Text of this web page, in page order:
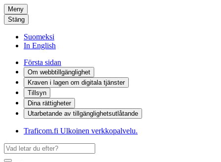
Meny
Stäng
Suomeksi
In English
Första sidan
Om webbtillgänglighet
Kraven i lagen om digitala tjänster
Tillsyn
Dina rättigheter
Utarbetande av tillgänglighets­utlåtande
Traficom.fi Ulkoinen verkkopalvelu.